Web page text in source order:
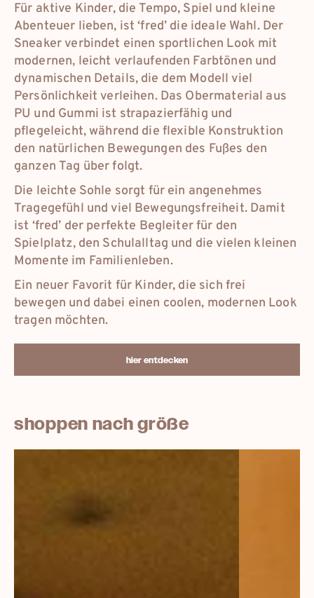
Für aktive Kinder, die Tempo, Spiel und kleine
Abenteuer lieben, ist ‘fred’ die ideale Wahl. Der
Sneaker verbindet einen sportlichen Look mit
modernen, leicht verlaufenden Farbtönen und
dynamischen Details, die dem Modell viel
Persönlichkeit verleihen. Das Obermaterial aus
PU und Gummi ist strapazierfähig und
pflegeleicht, während die flexible Konstruktion
den natürlichen Bewegungen des Fußes den
ganzen Tag über folgt.
Die leichte Sohle sorgt für ein angenehmes
Tragegefühl und viel Bewegungsfreiheit. Damit
ist ‘fred’ der perfekte Begleiter für den
Spielplatz, den Schulalltag und die vielen kleinen
Momente im Familienleben.
Ein neuer Favorit für Kinder, die sich frei
bewegen und dabei einen coolen, modernen Look
tragen möchten.
hier entdecken
shoppen nach größe